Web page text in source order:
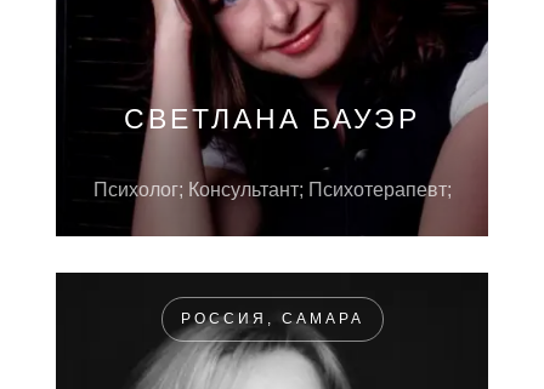
СВЕТЛАНА БАУЭР
Психолог; Консультант; Психотерапевт;
РОССИЯ, САМАРА